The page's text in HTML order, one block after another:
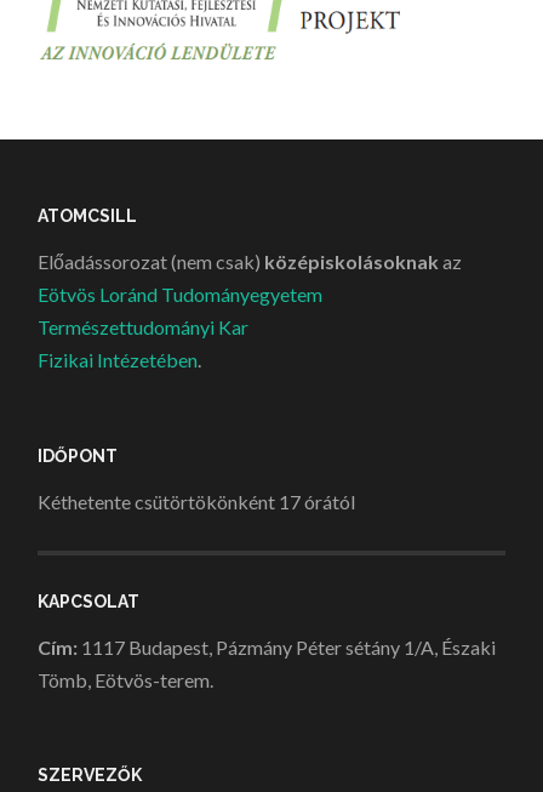
ATOMCSILL
Előadássorozat (nem csak) középiskolásoknak az
Eötvös Loránd Tudományegyetem
Természettudományi Kar
Fizikai Intézetében.
IDŐPONT
Kéthetente csütörtökönként 17 órától
KAPCSOLAT
Cím: 1117 Budapest, Pázmány Péter sétány 1/A, Északi
Tömb, Eötvös-terem.
SZERVEZŐK